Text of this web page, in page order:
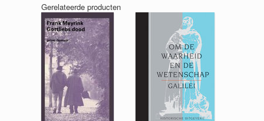
Gerelateerde producten